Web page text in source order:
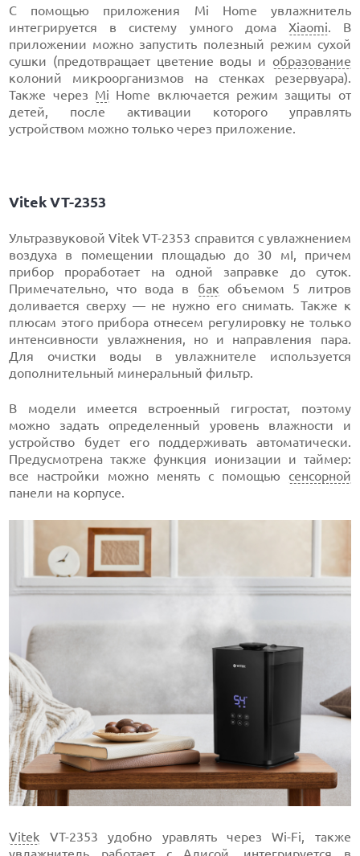
С помощью приложения Mi Home увлажнитель
интегрируется в систему умного дома Xiaomi. В
приложении можно запустить полезный режим сухой
сушки (предотвращает цветение воды и образование
колоний микроорганизмов на стенках резервуара).
Также через Mi Home включается режим защиты от
детей, после активации которого управлять
устройством можно только через приложение.
Vitek VT-2353
Ультразвуковой Vitek VT-2353 справится с увлажнением
воздуха в помещении площадью до 30 мІ, причем
прибор проработает на одной заправке до суток.
Примечательно, что вода в бак объемом 5 литров
доливается сверху — не нужно его снимать. Также к
плюсам этого прибора отнесем регулировку не только
интенсивности увлажнения, но и направления пара.
Для очистки воды в увлажнителе используется
дополнительный минеральный фильтр.
В модели имеется встроенный гигростат, поэтому
можно задать определенный уровень влажности и
устройство будет его поддерживать автоматически.
Предусмотрена также функция ионизации и таймер:
все настройки можно менять с помощью сенсорной
панели на корпусе.
Vitek VT-2353 удобно уравлять через Wi-Fi, также